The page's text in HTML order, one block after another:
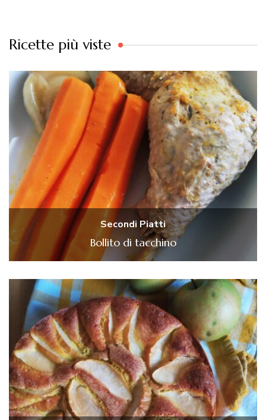
Ricette più viste
Secondi Piatti
Bollito di tacchino